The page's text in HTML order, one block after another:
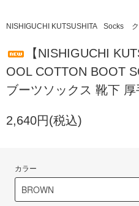
NISHIGUCHI KUTSUSHITA Socks
【NISHIGUCHI
OOL COTTON BOOT
ブーツソックス 靴下 厚
2,640円(税込)
カラー